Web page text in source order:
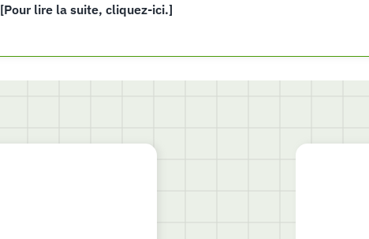
[Pour lire la suite, cliquez-ici.]